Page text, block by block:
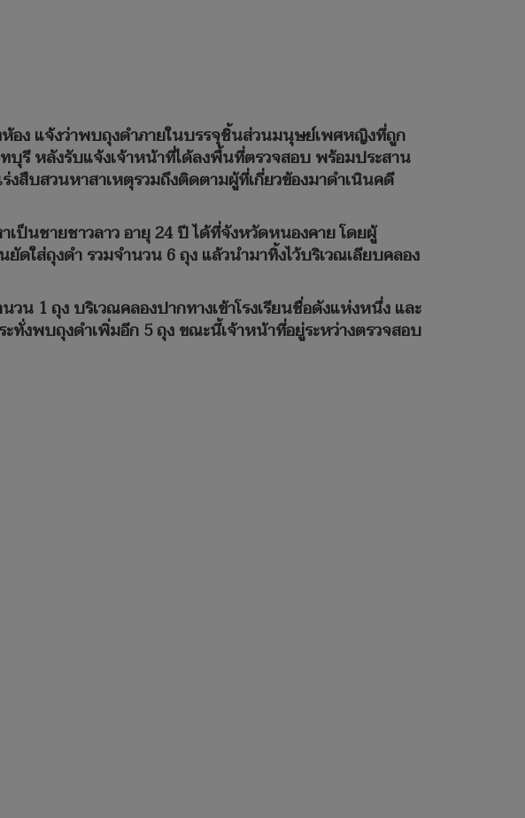
ห้อง แจ้งว่าพบถุงดำภายในบรรจุชิ้นส่วนมนุษย์เพศหญิงที่ถูก
รี หลังรับแจ้งเจ้าหน้าที่ได้ลงพื้นที่ตรวจสอบ พร้อมประสาน
สืบสวนหาสาเหตุรวมถึงติดตามผู้ที่เกี่ยวข้องมาดำเนินคดี
ป็นชายชาวลาว อายุ 24 ปี ได้ที่จังหวัดหนองคาย โดยผู้
ใส่ถุงดำ รวมจำนวน 6 ถุง แล้วนำมาทิ้งไว้บริเวณเลียบคลอง
น 1 ถุง บริเวณคลองปากทางเข้าโรงเรียนชื่อดังแห่งหนึ่ง และ
ทั่งพบถุงดำเพิ่มอีก 5 ถุง ขณะนี้เจ้าหน้าที่อยู่ระหว่างตรวจสอบ